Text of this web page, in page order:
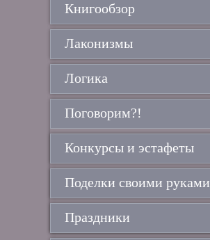
Книгообзор
Лаконизмы
Логика
Поговорим?!
Конкурсы и эстафеты
Поделки своими руками
Праздники